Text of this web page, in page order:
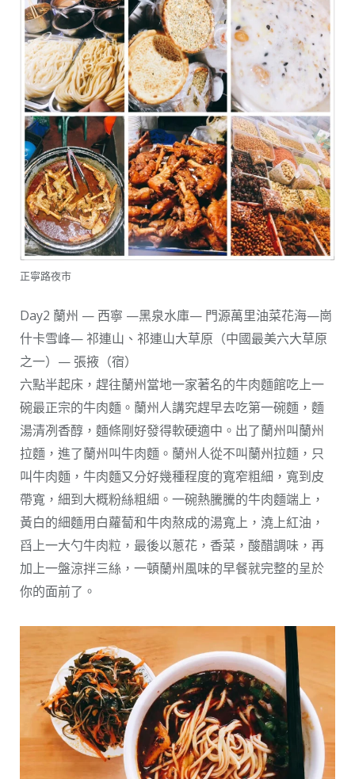
正寧路夜市
Day2 蘭州 — 西寧 —黑泉水庫— 門源萬里油菜花海—崗
什卡雪峰— 祁連山、祁連山大草原（中國最美六大草原
之一）— 張掖（宿）
六點半起床，趕往蘭州當地一家著名的牛肉麵館吃上一
碗最正宗的牛肉麵。蘭州人講究趕早去吃第一碗麵，麵
湯清冽香醇，麵條剛好發得軟硬適中。出了蘭州叫蘭州
拉麵，進了蘭州叫牛肉麵。蘭州人從不叫蘭州拉麵，只
叫牛肉麵，牛肉麵又分好幾種程度的寬窄粗細，寬到皮
帶寬，細到大概粉絲粗細。一碗熱騰騰的牛肉麵端上，
黃白的細麵用白蘿蔔和牛肉熬成的湯寬上，澆上紅油，
舀上一大勺牛肉粒，最後以蔥花，香菜，酸醋調味，再
加上一盤涼拌三絲，一頓蘭州風味的早餐就完整的呈於
你的面前了。